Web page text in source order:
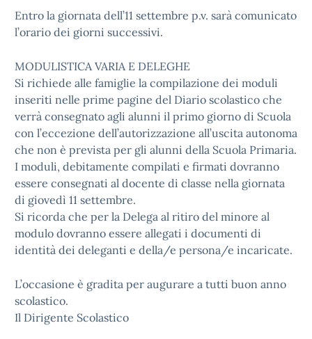
Entro la giornata dell’11 settembre p.v. sarà comunicato
l’orario dei giorni successivi.
MODULISTICA VARIA E DELEGHE
Si richiede alle famiglie la compilazione dei moduli
inseriti nelle prime pagine del Diario scolastico che
verrà consegnato agli alunni il primo giorno di Scuola
con l’eccezione dell’autorizzazione all’uscita autonoma
che non è prevista per gli alunni della Scuola Primaria.
I moduli, debitamente compilati e firmati dovranno
essere consegnati al docente di classe nella giornata
di giovedì 11 settembre.
Si ricorda che per la Delega al ritiro del minore al
modulo dovranno essere allegati i documenti di
identità dei deleganti e della/e persona/e incaricate.
L’occasione è gradita per augurare a tutti buon anno
scolastico.
Il Dirigente Scolastico